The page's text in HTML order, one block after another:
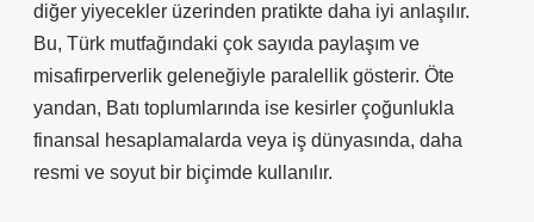
diğer yiyecekler üzerinden pratikte daha iyi anlaşılır.
Bu, Türk mutfağındaki çok sayıda paylaşım ve
misafirperverlik geleneğiyle paralellik gösterir. Öte
yandan, Batı toplumlarında ise kesirler çoğunlukla
finansal hesaplamalarda veya iş dünyasında, daha
resmi ve soyut bir biçimde kullanılır.